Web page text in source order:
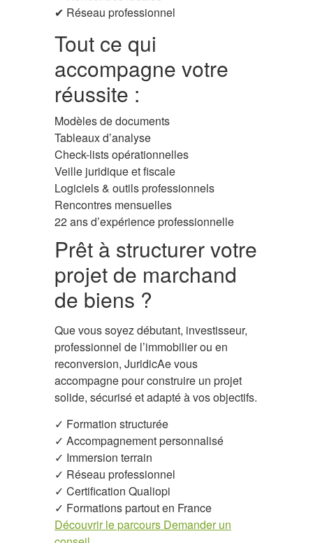
✔ Réseau professionnel
Tout ce qui
accompagne votre
réussite :
Modèles de documents
Tableaux d’analyse
Check-lists opérationnelles
Veille juridique et fiscale
Logiciels & outils professionnels
Rencontres mensuelles
22 ans d’expérience professionnelle
Prêt à structurer votre
projet de marchand
de biens ?
Que vous soyez débutant, investisseur,
professionnel de l’immobilier ou en
reconversion, JuridicAe vous
accompagne pour construire un projet
solide, sécurisé et adapté à vos objectifs.
✓ Formation structurée
✓ Accompagnement personnalisé
✓ Immersion terrain
✓ Réseau professionnel
✓ Certification Qualiopi
✓ Formations partout en France
Découvrir le parcours Demander un